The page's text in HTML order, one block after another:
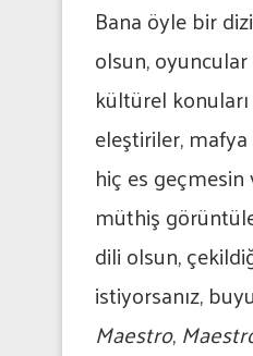
Bana öyle bir
olsun,
kültürel
eleştiriler, mafya
hiç es
müthiş
dili olsun,
istiyorsanız,
Maestro,